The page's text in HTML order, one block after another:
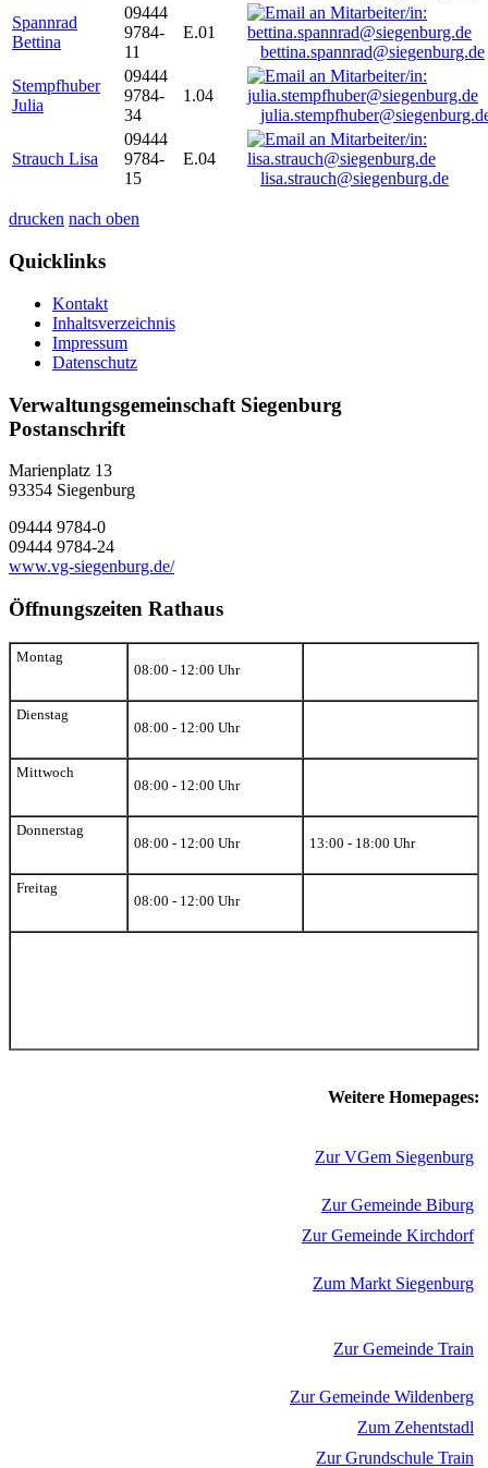
Spannrad
Bettina
09444
9784-
11
E.01
bettina.spannrad@siegenburg.de
Stempfhuber
Julia
09444
9784-
34
1.04
Strauch Lisa
09444
9784-
15
E.04
lisa.strauch@siegenburg.de
drucken nach oben
Quicklinks
Kontakt
Inhaltsverzeichnis
Impressum
Datenschutz
Verwaltungsgemeinschaft Siegenburg
Postanschrift
Marienplatz 13
93354 Siegenburg
09444 9784-0
09444 9784-24
www.vg-siegenburg.de/
Öffnungszeiten Rathaus
Montag
08:00 - 12:00 Uhr
Dienstag
08:00 - 12:00 Uhr
Mittwoch
08:00 - 12:00 Uhr
Donnerstag
08:00 - 12:00 Uhr
13:00 - 18:00 Uhr
Freitag
08:00 - 12:00 Uhr
Weitere Homepages:
Zur VGem Siegenburg
Zur Gemeinde Biburg
Zur Gemeinde Kirchdorf
Zum Markt Siegenburg
Zur Gemeinde Train
Zur Gemeinde Wildenberg
Zum Zehentstadl
Zur Grundschule Train